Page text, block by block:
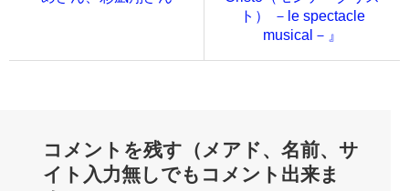
ト） －le spectacle
musical－』
コメントを残す（メアド、名前、サ
イト入力無しでもコメント出来ま